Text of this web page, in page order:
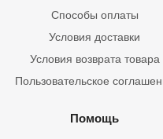
Способы оплаты
Условия доставки
Условия возврата товара
Пользовательское
Помощь